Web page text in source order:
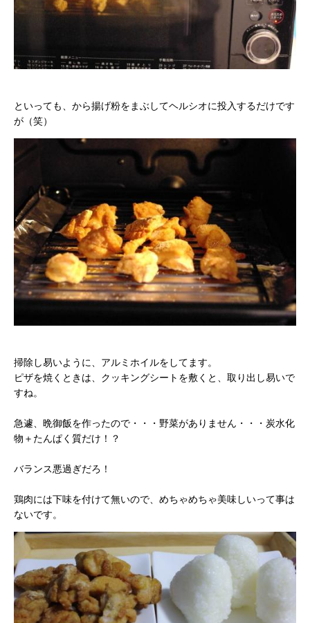
といっても、から揚げ粉をまぶしてヘルシオに投入するだけです
が（笑）
掃除し易いように、アルミホイルをしてます。
ピザを焼くときは、クッキングシートを敷くと、取り出し易いで
すね。
急遽、晩御飯を作ったので・・・野菜がありません・・・炭水化
物＋たんぱく質だけ！？
バランス悪過ぎだろ！
鶏肉には下味を付けて無いので、めちゃめちゃ美味しいって事は
ないです。